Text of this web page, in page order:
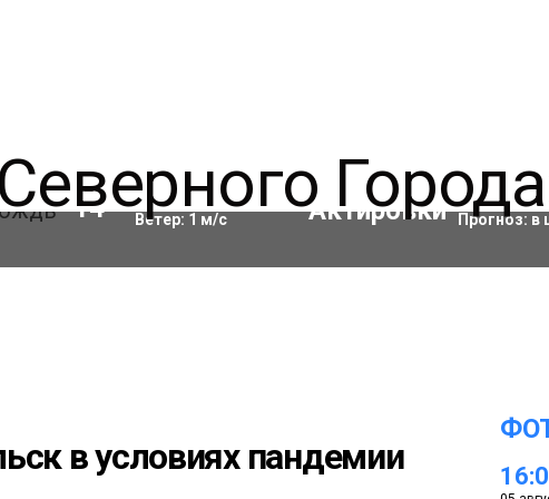
14°C Влажность:63%
Ветер: 1 м/с
Актировки
Прогноз: в
в условиях пандемии